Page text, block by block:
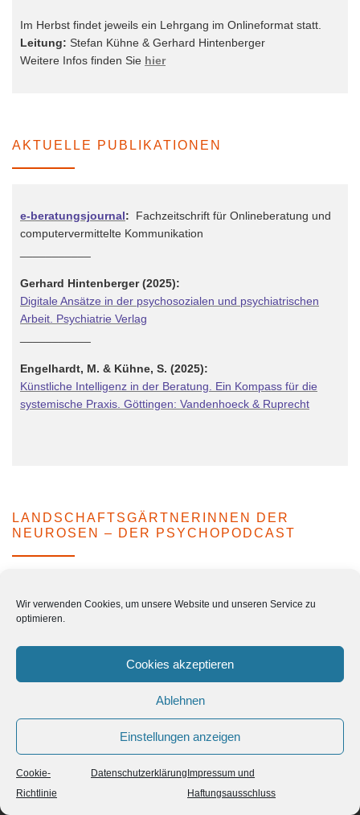
Wir verwenden Cookies, um unsere Website und unseren Service zu
optimieren.
Cookies akzeptieren
Ablehnen
Einstellungen anzeigen
Cookie-
Richtlinie
Datenschutzerklärung Impressum und
Haftungsausschluss
Im Herbst findet jeweils ein Lehrgang im Onlineformat statt.
Leitung: Stefan Kühne & Gerhard Hintenberger
Weitere Infos finden Sie hier
AKTUELLE PUBLIKATIONEN
e-beratungsjournal: Fachzeitschrift für Onlineberatung und
computervermittelte Kommunikation
Gerhard Hintenberger (2025):
Digitale Ansätze in der psychosozialen und psychiatrischen
Arbeit. Psychiatrie Verlag
Engelhardt, M. & Kühne, S. (2025):
Künstliche Intelligenz in der Beratung. Ein Kompass für die
systemische Praxis. Göttingen: Vandenhoeck & Ruprecht
LANDSCHAFTSGÄRTNERINNEN DER
NEUROSEN – DER PSYCHOPODCAST
Heilkraft der Selbstberührung
Die Forschungsgreisslerei